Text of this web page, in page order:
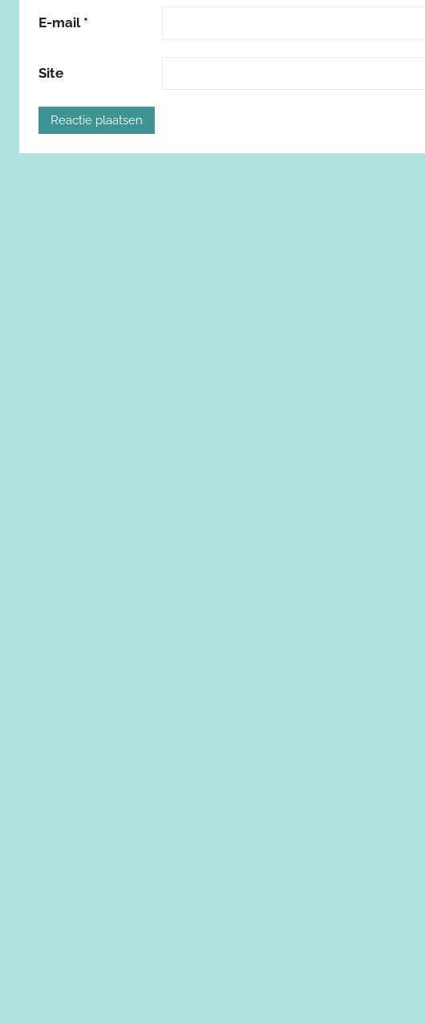
E-mail *
Site